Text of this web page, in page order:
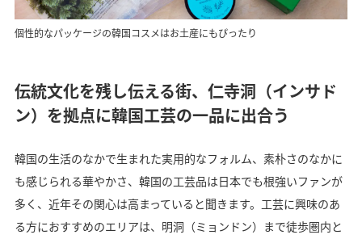
個性的なパッケージの韓国コスメはお土産にもぴったり
伝統文化を残し伝える街、仁寺洞（インサド
ン）を拠点に韓国工芸の一品に出合う
韓国の生活のなかで生まれた実用的なフォルム、素朴さのなかに
も感じられる華やかさ、韓国の工芸品は日本でも根強いファンが
多く、近年その関心は高まっていると聞きます。工芸に興味のあ
る方におすすめのエリアは、明洞（ミョンドン）まで徒歩圏内と